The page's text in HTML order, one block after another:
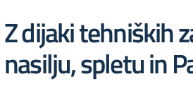
Z dijaki tehniških
nasilju, spletu in